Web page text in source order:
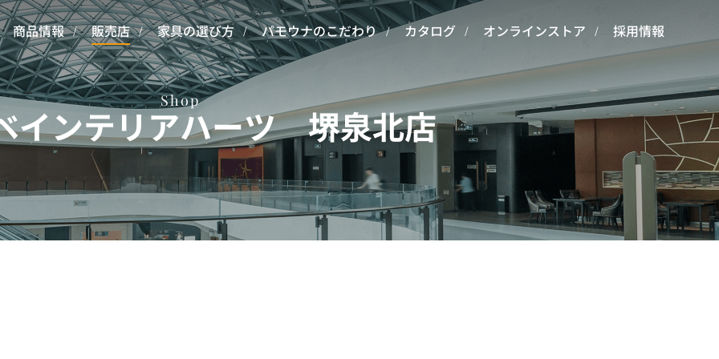
商品情報 販売店 家具の選び方 パモウナのこだわり カタログ オンラインストア 採用情報
Shop
インテリアハーツ 堺泉北店